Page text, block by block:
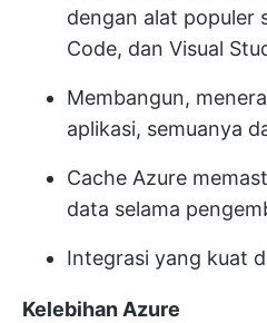
dengan alat populer
Code, dan Visual
Membangun,
aplikasi, semuanya
Cache Azure
data selama
Integrasi yang kuat
Kelebihan Azure